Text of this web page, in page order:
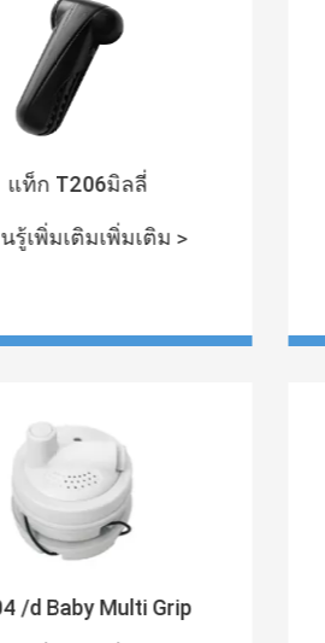
แท็ก T206มิลลี่
รู้เพิ่มเติมเพิ่มเติม >
/d Baby Multi Grip